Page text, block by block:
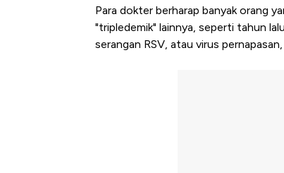
Para dokter berharap banyak orang
"tripledemik" lainnya, seperti tahun
serangan RSV, atau virus